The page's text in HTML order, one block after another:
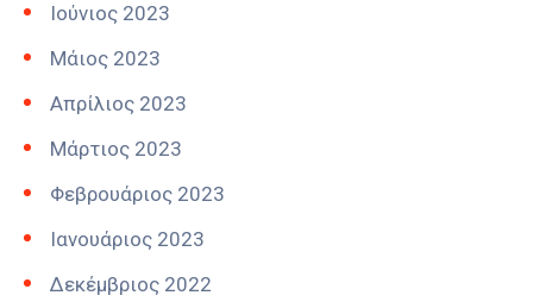
Ιούνιος 2023
Μάιος 2023
Απρίλιος 2023
Μάρτιος 2023
Φεβρουάριος 2023
Ιανουάριος 2023
Δεκέμβριος 2022